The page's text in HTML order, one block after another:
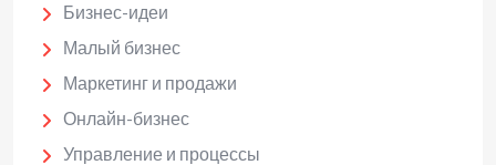
Бизнес-идеи
Малый бизнес
Маркетинг и продажи
Онлайн-бизнес
Управление и процессы